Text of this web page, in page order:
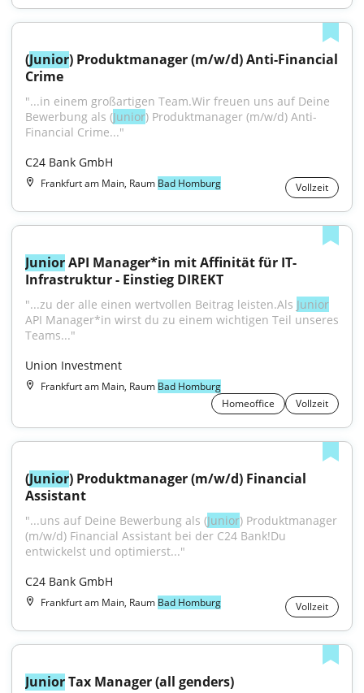
(Junior) Produktmanager (m/w/d) Anti-Financial
Crime
"...in einem großartigen Team.Wir freuen uns auf Deine
Bewerbung als (Junior) Produktmanager (m/w/d) Anti-
Financial Crime..."
C24 Bank GmbH
Frankfurt am Main, Raum Bad Homburg Vollzeit
Junior API Manager*in mit Affinität für IT-
Infrastruktur - Einstieg DIREKT
"...zu der alle einen wertvollen Beitrag leisten.Als Junior
API Manager*in wirst du zu einem wichtigen Teil unseres
Teams..."
Union Investment
Frankfurt am Main, Raum Bad Homburg
Homeoffice
Vollzeit
(Junior) Produktmanager (m/w/d) Financial
Assistant
"...uns auf Deine Bewerbung als (Junior) Produktmanager
(m/w/d) Financial Assistant bei der C24 Bank!Du
entwickelst und optimierst..."
C24 Bank GmbH
Frankfurt am Main, Raum Bad Homburg Vollzeit
Junior Tax Manager (all genders)